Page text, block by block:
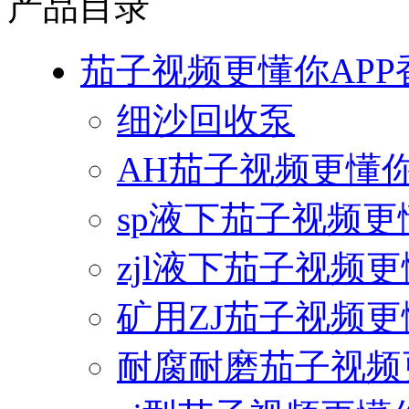
茄子视频更懂你APP
细沙回收泵
AH茄子视频更懂
sp液下茄子视频
zjl液下茄子视频
矿用ZJ茄子视频
耐腐耐磨茄子视